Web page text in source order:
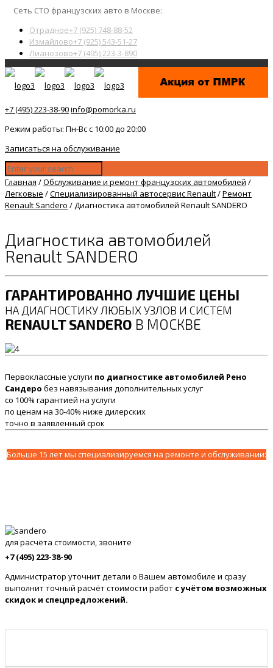
Сеть СТО французских авто в Москве:
Отрадное+7 (925) 748-88-52
Измайлово+7 (925) 543-51-27
Лианозово+7 (495) 223-3-890
+7 (495) 223-38-90info@pomorka.ru
Режим работы: Пн-Вс с 10:00 до 20:00
Записаться на обслуживание
Главная /Обслуживание и ремонт французских автомобилей /
Легковые /Специализированный автосервис Renault/Ремонт
Renault Sandero /Диагностика автомобилей Renault SANDERO
Диагностика автомобилей
Renault SANDERO
ГАРАНТИРОВАННО ЛУЧШИЕ ЦЕНЫ
НА ДИАГНОСТИКУ ЛЮБЫХ УЗЛОВ И СИСТЕМ
RENAULT SANDERO В МОСКВЕ
Первоклассные услуги по диагностике автомобилей Рено
Сандеро без навязывания дополнительных услуг
со 100% гарантией на услуги
по ценам на 30-40% ниже дилерских
точно в заявленный срок
Больше 15 лет мы специализируемся на ремонте и обслуживании:
для расчёта стоимости, звоните
+7 (495) 223-38-90
Администратор уточнит детали о Вашем автомобиле и сразу
выполнит точный расчёт стоимости работ с учётом возможных
скидок и спецпредложений.